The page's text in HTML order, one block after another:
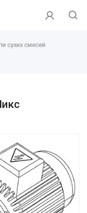
сухих смесей